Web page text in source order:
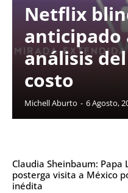
Netflix
anticipado
análisis
costo
Michell Aburto - 6 Agosto,
Claudia Sheinbaum: Papa
posterga visita a México
inédita